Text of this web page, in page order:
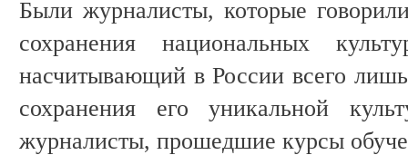
Были журналисты, которые
сохранения национальных
насчитывающий в России всего
сохранения его уникальной
журналисты, прошедшие курсы